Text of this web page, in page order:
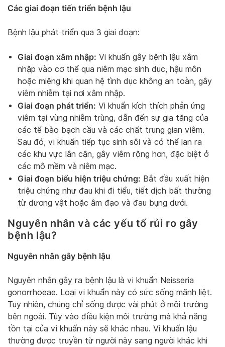
Các giai đoạn tiến triển bệnh lậu
Bệnh lậu phát triển qua 3 giai đoạn:
Giai đoạn xâm nhập: Vi khuẩn gây bệnh lậu xâm
nhập vào cơ thể qua niêm mạc sinh dục, hậu môn
hoặc miệng khi quan hệ tình dục không an toàn, gây
viêm nhiễm tại nơi xâm nhập.
Giai đoạn phát triển: Vi khuẩn kích thích phản ứng
viêm tại vùng nhiễm trùng, dẫn đến sự gia tăng của
các tế bào bạch cầu và các chất trung gian viêm.
Sau đó, vi khuẩn tiếp tục sinh sôi và có thể lan ra
các khu vực lân cận, gây viêm rộng hơn, đặc biệt ở
các mô mềm và niêm mạc.
Giai đoạn biểu hiện triệu chứng: Bắt đầu xuất hiện
triệu chứng như đau khi đi tiểu, tiết dịch bất thường
từ dương vật hoặc âm đạo và đau bụng dưới.
Nguyên nhân và các yếu tố rủi ro gây
bệnh lậu?
Nguyên nhân gây bệnh lậu
Nguyên nhân gây ra bệnh lậu là vi khuẩn Neisseria
gonorrhoeae. Loại vi khuẩn này có sức sống mãnh liệt.
Tuy nhiên, chúng chỉ sống được vài phút ở môi trường
bên ngoài. Tùy vào điều kiện môi trường mà khả năng
tồn tại của vi khuẩn này sẽ khác nhau. Vi khuẩn lậu
thường được truyền từ người này sang người khác khi